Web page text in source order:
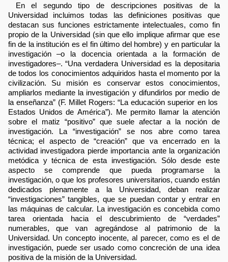
En el segundo tipo de descripciones positivas de la
Universidad incluimos todas las definiciones positivas que
destacan sus funciones estrictamente intelectuales, como fin
propio de la Universidad (sin que ello implique afirmar que ese
fin de la institución es el fin último del hombre) y en particular la
investigación –o la docencia orientada a la formación de
investigadores–. “Una verdadera Universidad es la depositaria
de todos los conocimientos adquiridos hasta el momento por la
civilización. Su misión es conservar estos conocimientos,
ampliarlos mediante la investigación y difundirlos por medio de
la enseñanza” (F. Millet Rogers: “La educación superior en los
Estados Unidos de América”). Me permito llamar la atención
sobre el matiz “positivo” que suele afectar a la noción de
investigación. La “investigación” se nos abre como tarea
técnica; el aspecto de “creación” que va encerrado en la
actividad investigadora pierde importancia ante la organización
metódica y técnica de esta investigación. Sólo desde este
aspecto se comprende que pueda programarse la
investigación, o que los profesores universitarios, cuando están
dedicados plenamente a la Universidad, deban realizar
“investigaciones” tangibles, que se puedan contar y entrar en
las máquinas de calcular. La investigación es concebida como
tarea orientada hacia el descubrimiento de “verdades”
numerables, que van agregándose al patrimonio de la
Universidad. Un concepto inocente, al parecer, como es el de
investigación, puede ser usado como concreción de una idea
positiva de la misión de la Universidad.